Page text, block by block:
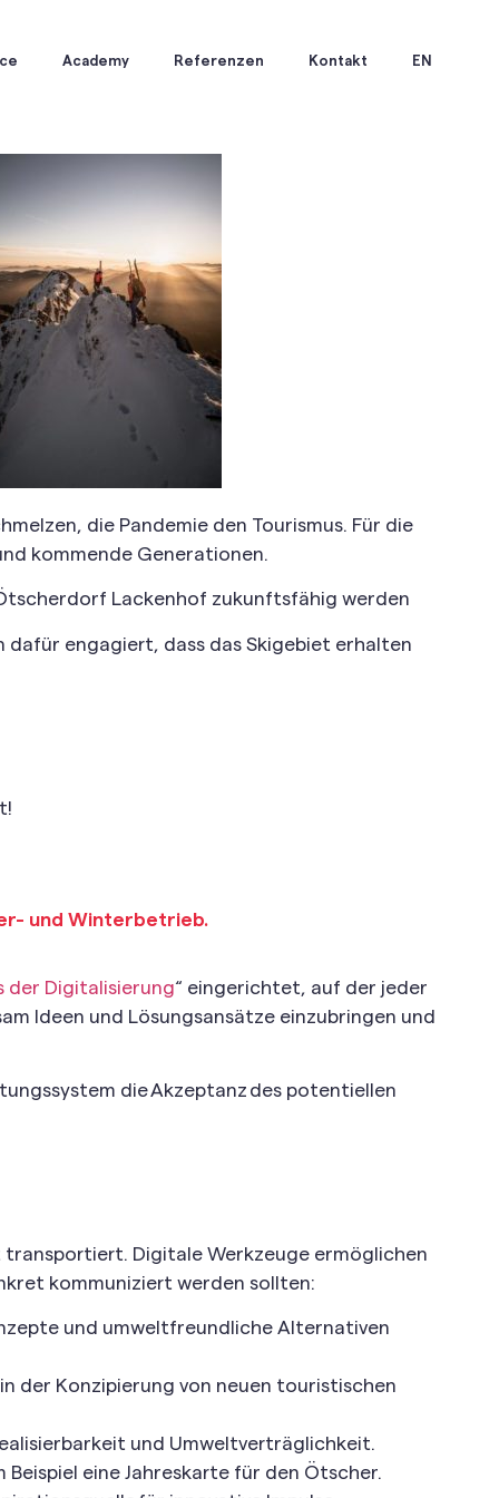
Academy Referenzen Kontakt EN
die Pandemie den Tourismus. Für die
kommende Generationen.
Lackenhof zukunftsfähig werden
dafür engagiert, dass das Skigebiet erhalten
und Winterbetrieb.
der Digitalisierung“ eingerichtet, auf der jeder
Ideen und Lösungsansätze einzubringen und
die Akzeptanz des potentiellen
Digitale Werkzeuge ermöglichen
kommuniziert werden sollten:
und umweltfreundliche Alternativen
der Konzipierung von neuen touristischen
und Umweltverträglichkeit.
eine Jahreskarte für den Ötscher.